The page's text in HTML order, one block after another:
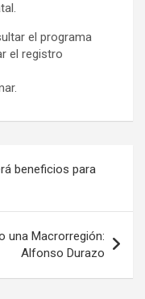
el programa
el registro
beneficios para
una Macrorregión:
Alfonso Durazo